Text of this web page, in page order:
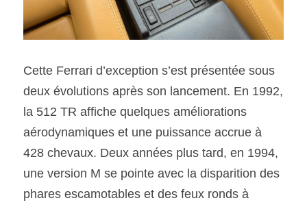
Cette Ferrari d’exception s’est présentée sous
deux évolutions après son lancement. En 1992,
la 512 TR affiche quelques améliorations
aérodynamiques et une puissance accrue à
428 chevaux. Deux années plus tard, en 1994,
une version M se pointe avec la disparition des
phares escamotables et des feux ronds à